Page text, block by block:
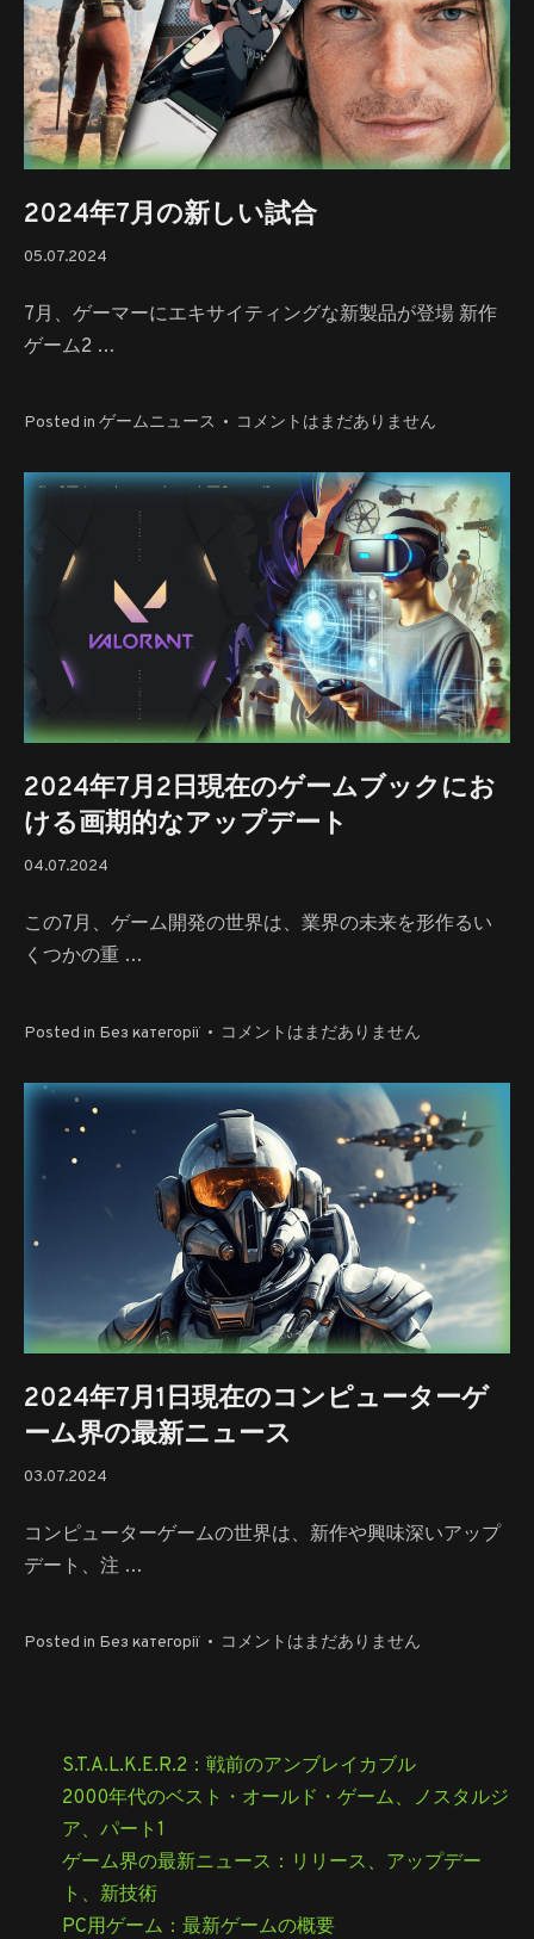
作
が
今
年
発
表
れ
2024年7月の新しい試合
05.07.2024
7月、ゲーマーにエキサイティングな新製品が登場 新作
ゲーム2 …
Posted in ゲームニュース • 2024
7
試
合
へ
の
コメントはまだありません
2024年7月2日現在のゲームブックにお
ける画期的なアップデート
04.07.2024
この7月、ゲーム開発の世界は、業界の未来を形作るい
くつかの重 …
Posted in Без категорії • 2024
7
月
2
日
現
在
の
ゲ
ー
ム
ッ
ク
に
る
な
ー
ト
の
コメントはまだありません
2024年7月1日現在のコンピューターゲ
ーム界の最新ニュース
03.07.2024
コンピューターゲームの世界は、新作や興味深いアップ
デート、注 …
Posted in Без категорії • 2024
1
日
の
ン
コメントはまだありません
S.T.A.L.K.E.R.2：戦前のアンブレイカブル
2000年代のベスト・オールド・ゲーム、ノスタルジ
ア、パート1
ゲーム界の最新ニュース：リリース、アップデー
ト、新技術
PC用ゲーム：最新ゲームの概要